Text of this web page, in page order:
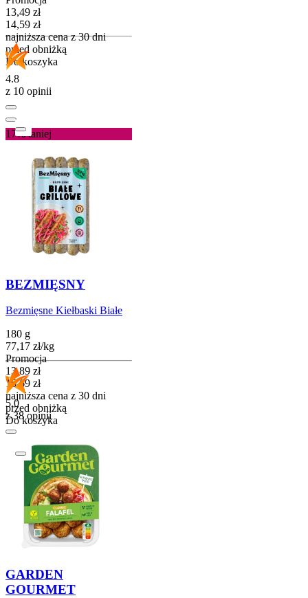
Cena promocyjna
13,49 zł
14,59 zł
najniższa cena z 30 dni
przed obniżką
Do koszyka
4.8
z 10 opinii
17%taniej
BEZMIĘSNY
Bezmięsne Kiełbaski Białe
180 g
77,17 zł/kg
Promocja
Cena promocyjna
13,89 zł
16,69 zł
najniższa cena z 30 dni
przed obniżką
Do koszyka
5.0
z 38 opinii
GARDEN
GOURMET